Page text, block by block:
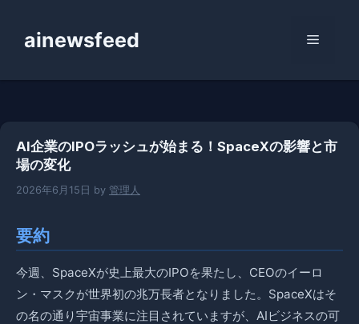
ainewsfeed メ
AI企業のIPOラッシュが始まる！SpaceXの影響と市
場の変化
2026年6月15日 by 管理人
要約
今週、SpaceXが史上最大のIPOを果たし、CEOのイーロ
ン・マスクが世界初の兆万長者となりました。SpaceXはそ
の名の通り宇宙事業に注目されていますが、AIビジネスの可